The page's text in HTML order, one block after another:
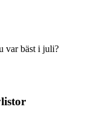
var bäst i juli?